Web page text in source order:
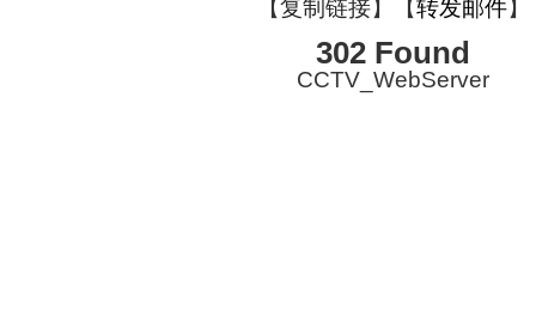
【复制链接】【转发邮件】
302 Found
CCTV_WebServer